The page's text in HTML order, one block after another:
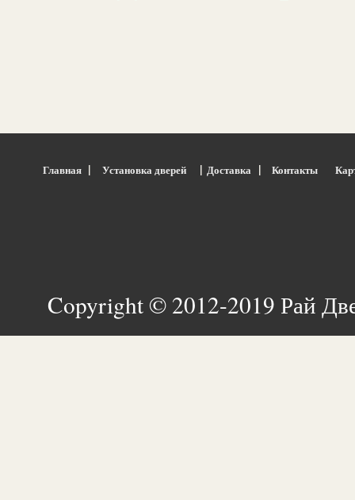
Главная | Установка дверей | Доставка | Контакты
Copyright © 2012-2019 Рай